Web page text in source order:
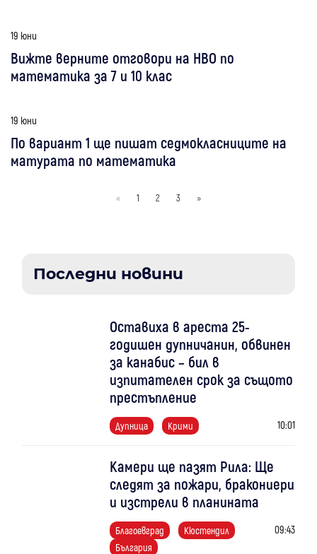
19 юни
Вижте верните отговори на НВО по
математика за 7 и 10 клас
19 юни
По вариант 1 ще пишат седмокласниците на
матурата по математика
« 1 2 3 »
Последни новини
Оставиха в ареста 25-
годишен дупничанин, обвинен
за канабис – бил в
изпитателен срок за същото
престъпление
Дупница Крими 10:01
Камери ще пазят Рила: Ще
следят за пожари, бракониери
и изстрели в планината
Благоевград
Кюстендил
България
09:43